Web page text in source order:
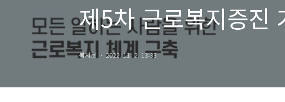
제5차 근로복지증진
복지로 2022. 11. 2. 13:33